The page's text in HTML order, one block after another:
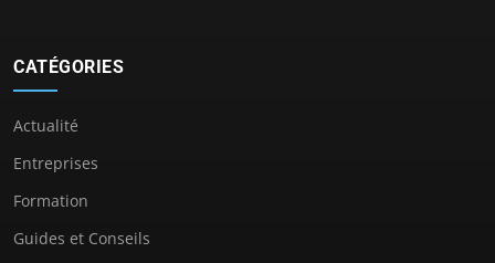
CATÉGORIES
Actualité
Entreprises
Formation
Guides et Conseils